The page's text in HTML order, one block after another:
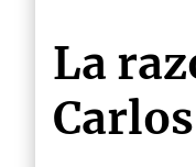
La
Carlos